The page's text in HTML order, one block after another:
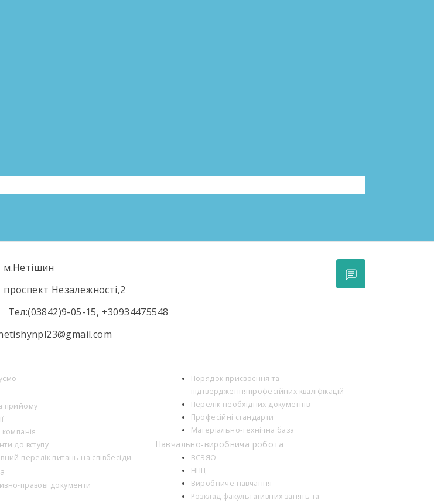
м.Нетішин
проспект Незалежності,2
Тел:(03842)9-05-15, +30934475548
прийому
компанія
до вступу
перелік питань на співбесіди
правові документи
Порядок присвоєння та
підтвердженняпрофесійних кваліфікацій
Перелік необхідних документів
Професійні стандарти
Матеріально-технічна база
Навчально-виробнича робота
ВСЗЯО
НПЦ
Виробниче навчання
Розклад факультативних занять та